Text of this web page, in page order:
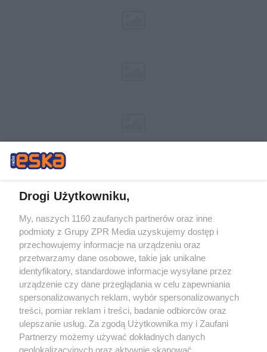
Żaden utwór zamieszczony w serwisie nie może być powielany i
rozpowszechniany lub dalej rozpowszechniany w jakikolwiek sposób (w
tym także elektroniczny lub mechaniczny) na jakimkolwiek polu
eksploatacji w jakiejkolwiek formie, włącznie z umieszczaniem w
Internecie bez pisemnej zgody właściciela praw. Jakiekolwiek użycie lub
wykorzystanie utworów w całości lub w części z naruszeniem prawa,
tzn. bez właściwej zgody, jest zabronione pod groźbą kary i może być
ścigane prawnie.
Drogi Użytkowniku,
My, naszych 1160 zaufanych partnerów oraz inne
podmioty z Grupy ZPR Media uzyskujemy dostęp i
przechowujemy informacje na urządzeniu oraz
przetwarzamy dane osobowe, takie jak unikalne
identyfikatory, standardowe informacje wysyłane przez
urządzenie czy dane przeglądania w celu zapewniania
spersonalizowanych reklam, wybór spersonalizowanych
treści, pomiar reklam i treści, badanie odbiorców oraz
ulepszanie usług. Za zgodą Użytkownika my i Zaufani
Partnerzy możemy używać dokładnych danych
geolokalizacyjnych oraz aktywnie skanować